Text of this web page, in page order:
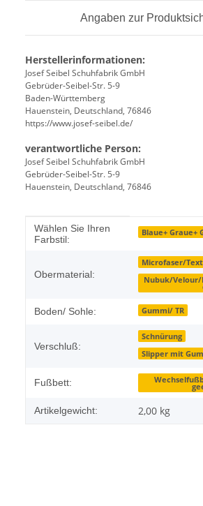
Angaben zur
Herstellerinformationen:
Josef Seibel Schuhfabrik GmbH
Gebrüder-Seibel-Str. 5-9
Baden-Württemberg
Hauenstein, Deutschland, 76846
https://www.josef-seibel.de/
verantwortliche Person:
Josef Seibel Schuhfabrik GmbH
Gebrüder-Seibel-Str. 5-9
Hauenstein, Deutschland, 76846
Produkteigenschaft
Wert
Wählen Sie Ihren
Farbstil:
Blaue+ Graue+
Obermaterial:
Microfaser/
Nubuk/
Boden/ Sohle: Gummi/ TR
Verschluß:
Schnürung
Slipper mit
Fußbett:
Artikelgewicht: 2,00 kg